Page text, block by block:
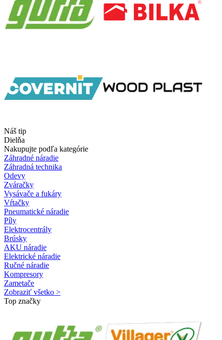
Náš tip
Dielňa
Nakupujte podľa kategórie
Záhradné náradie
Záhradná technika
Odevy
Zváračky
Vysávače a fukáry
Vŕtačky
Pneumatické náradie
Píly
Elektrocentrály
Brúsky
AKU náradie
Elektrické náradie
Ručné náradie
Kompresory
Zametače
Zobraziť všetko >
Top značky